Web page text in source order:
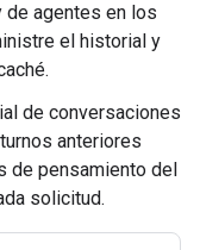
de agentes en los
el historial y
de conversaciones
anteriores
de pensamiento del
solicitud.